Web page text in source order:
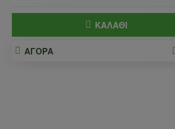
ΚΑΛΆΘΙ
ΑΓΟΡΑ